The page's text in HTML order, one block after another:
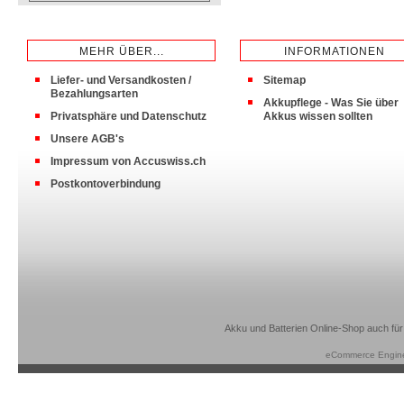
MEHR ÜBER...
Liefer- und Versandkosten /
Bezahlungsarten
Privatsphäre und Datenschutz
Unsere AGB's
Impressum von Accuswiss.ch
Postkontoverbindung
INFORMATIONEN
Sitemap
Akkupflege - Was Sie über
Akkus wissen sollten
Akku und Batterien Online-Shop auch
eCommerce